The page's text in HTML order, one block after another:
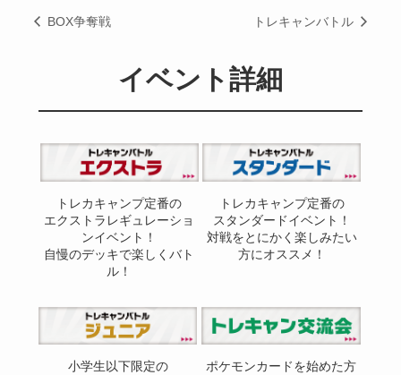
BOX争奪戦 トレキャンバトル
イベント詳細
トレカキャンプ定番の
エクストラレギュレーショ
ンイベント！
自慢のデッキで楽しくバト
ル！
トレカキャンプ定番の
スタンダードイベント！
対戦をとにかく楽しみたい
方にオススメ！
小学生以下限定の
ポケモンカードを始めた方